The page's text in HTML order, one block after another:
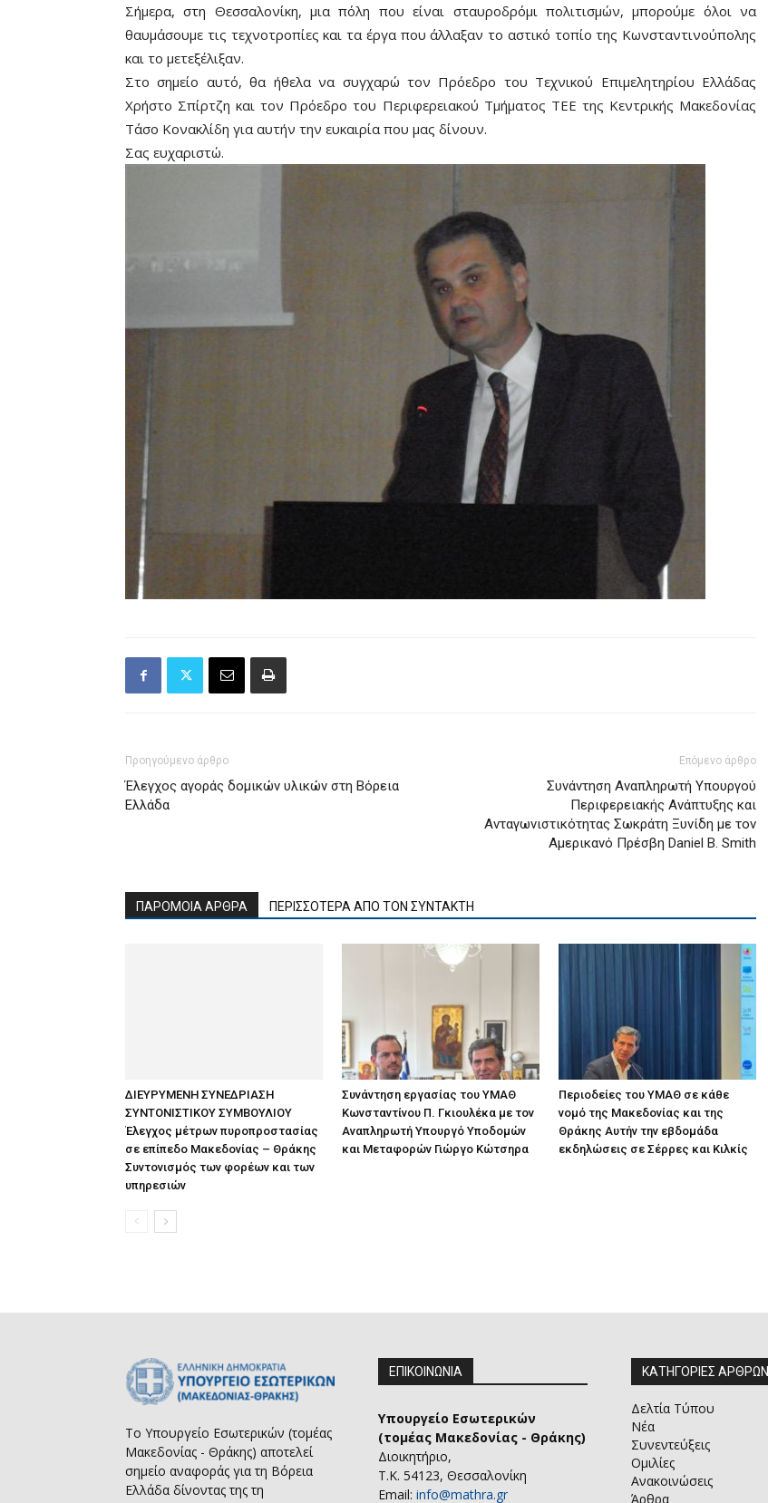
Σήμερα, στη Θεσσαλονίκη, μια πόλη που είναι σταυροδρόμι πολιτισμών, μπορούμε όλοι να
θαυμάσουμε τις τεχνοτροπίες και τα έργα που άλλαξαν το αστικό τοπίο της Κωνσταντινούπολης
και το μετεξέλιξαν.
Στο σημείο αυτό, θα ήθελα να συγχαρώ τον Πρόεδρο του Τεχνικού Επιμελητηρίου Ελλάδας
Χρήστο Σπίρτζη και τον Πρόεδρο του Περιφερειακού Τμήματος ΤΕΕ της Κεντρικής Μακεδονίας
Τάσο Κονακλίδη για αυτήν την ευκαιρία που μας δίνουν.
Σας ευχαριστώ.
Προηγούμενο άρθρο
Έλεγχος αγοράς δομικών υλικών στη Βόρεια
Ελλάδα
Επόμενο άρθρο
Συνάντηση Αναπληρωτή Υπουργού
Περιφερειακής Ανάπτυξης και
Ανταγωνιστικότητας Σωκράτη Ξυνίδη με τον
Αμερικανό Πρέσβη Daniel B. Smith
ΠΑΡΟΜΟΙΑ ΑΡΘΡΑ ΠΕΡΙΣΣΟΤΕΡΑ ΑΠΟ ΤΟΝ ΣΥΝΤΑΚΤΗ
ΔΙΕΥΡΥΜΕΝΗ ΣΥΝΕΔΡΙΑΣΗ
ΣΥΝΤΟΝΙΣΤΙΚΟΥ ΣΥΜΒΟΥΛΙΟΥ
Έλεγχος μέτρων πυροπροστασίας
σε επίπεδο Μακεδονίας – Θράκης
Συντονισμός των φορέων και των
υπηρεσιών
Συνάντηση εργασίας του ΥΜΑΘ
Κωνσταντίνου Π. Γκιουλέκα με τον
Αναπληρωτή Υπουργό Υποδομών
και Μεταφορών Γιώργο Κώτσηρα
Περιοδείες του ΥΜΑΘ σε κάθε
νομό της Μακεδονίας και της
Θράκης Αυτήν την εβδομάδα
εκδηλώσεις σε Σέρρες και Κιλκίς
Το Υπουργείο Εσωτερικών (τομέας
Μακεδονίας - Θράκης) αποτελεί
σημείο αναφοράς για τη Βόρεια
Ελλάδα δίνοντας της τη
ΕΠΙΚΟΙΝΩΝΙΑ
Υπουργείο Εσωτερικών
(τομέας Μακεδονίας - Θράκης)
Διοικητήριο,
Τ.Κ. 54123, Θεσσαλονίκη
Email: info@mathra.gr
ΚΑΤΗΓΟΡΙΕΣ ΑΡΘΡΩΝ
Δελτία Τύπου
Νέα
Συνεντεύξεις
Ομιλίες
Ανακοινώσεις
Άρθρα